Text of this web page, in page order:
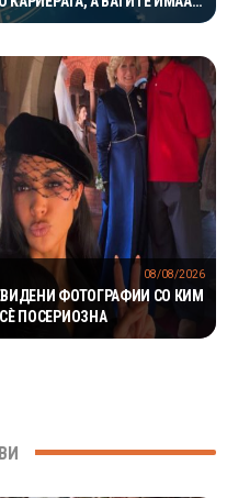
ФОТОГРАФИИ СО КИМ
ПОСЕРИОЗНА
08/08/2026